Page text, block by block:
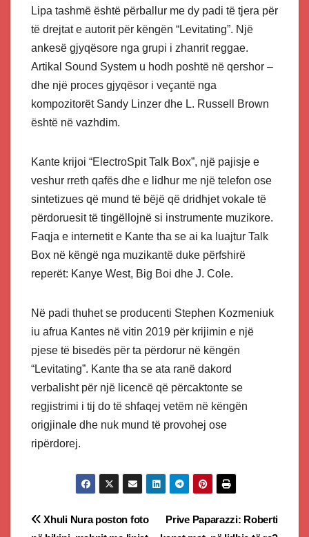
Lipa tashmë është përballur me dy padi të tjera për
të drejtat e autorit për këngën “Levitating”. Një
ankesë gjyqësore nga grupi i zhanrit reggae.
Artikal Sound System u hodh poshtë në qershor –
dhe një proces gjyqësor i veçantë nga
kompozitorët Sandy Linzer dhe L. Russell Brown
është në vazhdim.
Kante krijoi “ElectroSpit Talk Box”, një pajisje e
veshur rreth qafës dhe e lidhur me një telefon ose
sintetizues që mund të bëjë që dridhjet vokale të
përdoruesit të tingëllojnë si instrumente muzikore.
Faqja e internetit e Kante tha se ai ka luajtur Talk
Box në këngë nga muzikantë duke përfshirë
reperët: Kanye West, Big Boi dhe J. Cole.
Në padi thuhet se producenti Stephen Kozmeniuk
iu afrua Kantes në vitin 2019 për krijimin e një
pjese të bisedës për ta përdorur në këngën
“Levitating”. Kante tha se ata ranë dakord
verbalisht për një licencë që përcaktonte se
regjistrimi i tij do të shfaqej vetëm në këngën
origjinale dhe nuk mund të provohej ose
ripërdorej.
Post
Prive Paparazzi: Roberti
Xhuli Nura poston foto